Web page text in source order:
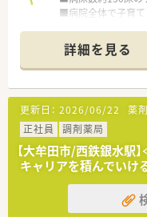
■病院全体で子育て
■外来は院外処方で
■入院患者様の定
期処方の調剤・監査
■病棟業務はほぼや
ん。
■学会発表を年1回
しての知見も広げる
■委員会は3つで特
■地域に対して健
り上げるための取り
詳細を見る
更新日： 2026/06/22 薬
正社員
調剤薬局
【大牟田市/西鉄銀水駅
キャリアを積んでいけ